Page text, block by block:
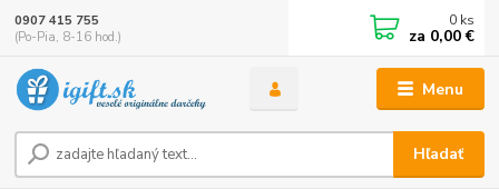
Menu
Hľadať
0907 415 755
(Po-Pia, 8-16 hod.)
0 ks
za 0,00 €